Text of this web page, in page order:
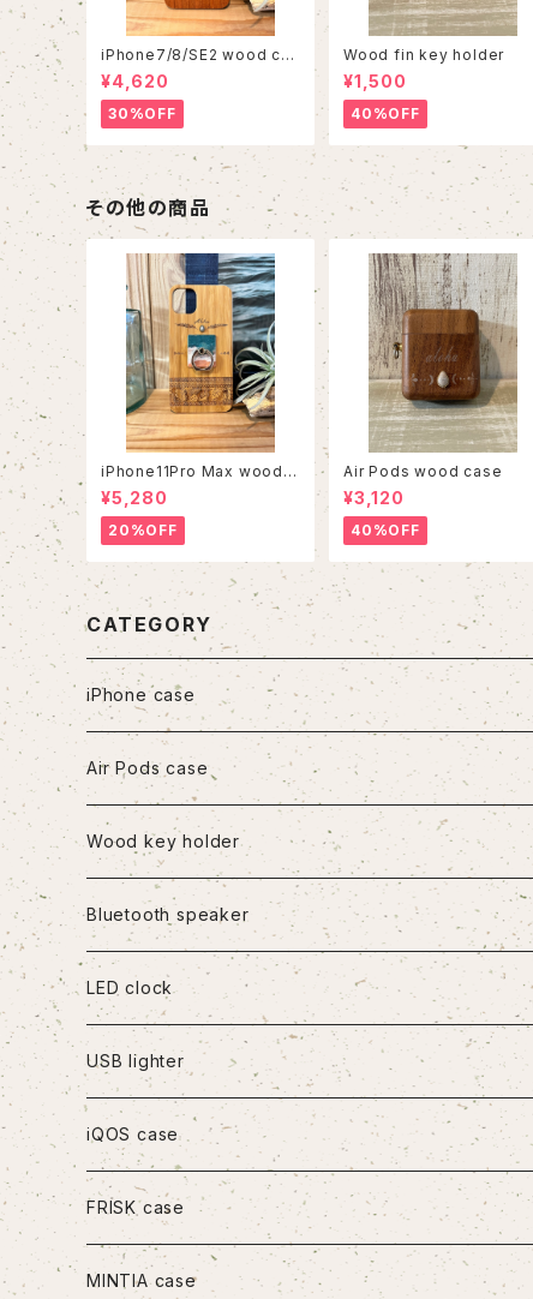
iPhone7/8/SE2 wood cas
e 86
¥4,620
30%OFF
Wood fin key holder
¥1,500
40%OFF
その他の商品
iPhone11Pro Max wood c
ase
¥5,280
20%OFF
Air Pods wood case
¥3,120
40%OFF
CATEGORY
iPhone case
iPhone7/8/SE2
iPhone8Plus
iPhoneX/XS
iPhoneXR
iPhoneXS Max
iPhone11
iPhone11Pro
iPhone11Pro Max
Air Pods case
Wood key holder
Bluetooth speaker
LED clock
USB lighter
iQOS case
FRISK case
MINTIA case